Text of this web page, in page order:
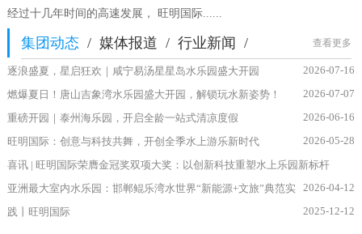
经过十几年时间的高速发展， 旺明国际......
集团动态 / 媒体报道 / 行业新闻 / 查看更多
逐浪盛夏，星启狂欢｜咸宁易汤星星岛水乐园盛大开园
2026-07-16
燃爆夏日！唐山吉象湾水乐园盛大开园，解锁玩水新姿势！
2026-07-07
重磅开园｜泰州海乐园，开启全龄一站式清凉度假
2026-06-16
旺明国际：创意与科技共舞，开创全季水上游乐新时代
2026-05-28
喜讯 | 旺明国际荣膺金冠奖双项大奖：以创新科技重塑水上乐园新标杆
2026-04-12
亚洲最大室内水乐园：邯郸鲲乐湾水世界“新能源+文旅”典范实
践丨旺明国际
2025-12-12